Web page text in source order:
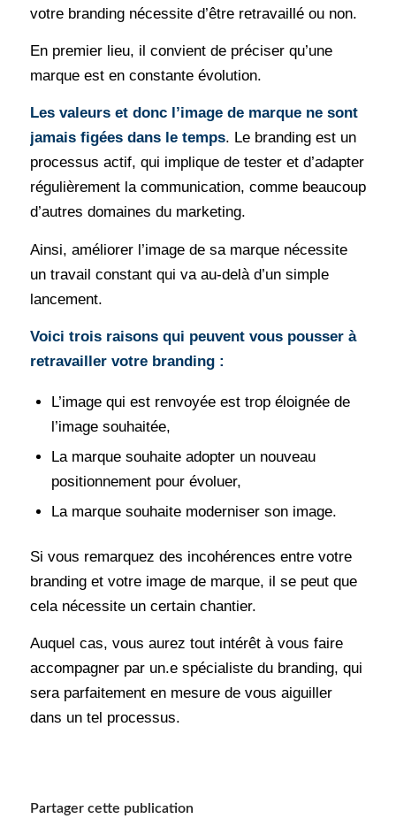
votre branding nécessite d’être retravaillé ou non.
En premier lieu, il convient de préciser qu’une
marque est en constante évolution.
Les valeurs et donc l’image de marque ne sont
jamais figées dans le temps. Le branding est un
processus actif, qui implique de tester et d’adapter
régulièrement la communication, comme beaucoup
d’autres domaines du marketing.
Ainsi, améliorer l’image de sa marque nécessite
un travail constant qui va au-delà d’un simple
lancement.
Voici trois raisons qui peuvent vous pousser à
retravailler votre branding :
L’image qui est renvoyée est trop éloignée de
l’image souhaitée,
La marque souhaite adopter un nouveau
positionnement pour évoluer,
La marque souhaite moderniser son image.
Si vous remarquez des incohérences entre votre
branding et votre image de marque, il se peut que
cela nécessite un certain chantier.
Auquel cas, vous aurez tout intérêt à vous faire
accompagner par un.e spécialiste du branding, qui
sera parfaitement en mesure de vous aiguiller
dans un tel processus.
Partager cette publication